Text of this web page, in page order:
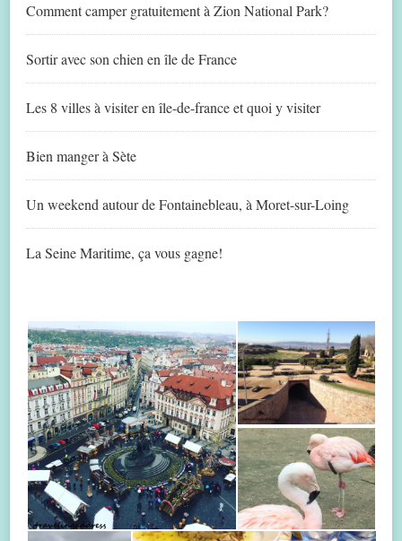
Comment camper gratuitement à Zion National Park?
Sortir avec son chien en île de France
Les 8 villes à visiter en île-de-france et quoi y visiter
Bien manger à Sète
Un weekend autour de Fontainebleau, à Moret-sur-Loing
La Seine Maritime, ça vous gagne!